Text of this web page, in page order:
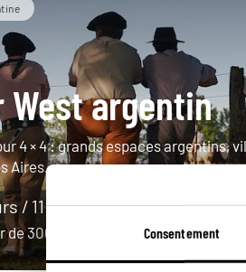
Consentement
West argentin
4 × 4 : grands espaces argentins,
Aires.
/ 11 nuits
de 3000€